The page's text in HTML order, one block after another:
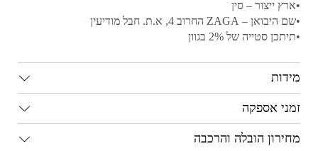
•ארץ ייצור – סין
•שם היבואן – ZAGA החרוב 4, א.ת. חבל מודיעין
•תיתכן סטייה של 2% בגוון
מידות
זמני אספקה
מחירון הובלה והרכבה